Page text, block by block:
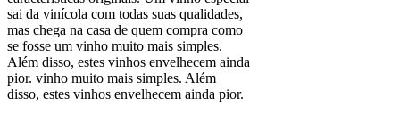
sai da vinícola com todas suas qualidades,
mas chega na casa de quem compra como
se fosse um vinho muito mais simples.
Além disso, estes vinhos envelhecem ainda
pior. vinho muito mais simples. Além
disso, estes vinhos envelhecem ainda pior.